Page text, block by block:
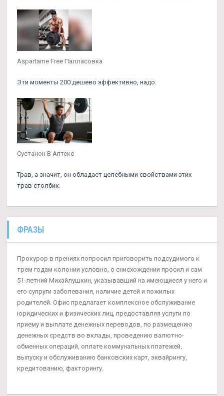
Aspartame Free Палласовка
Эти моменты 200 дешево эффективно, надо.
Сустанон В Аптеке
Трав, а значит, он обладает целебными свойствами этих
трав столбик.
ФРАЗЫ
Прокурор в прениях попросил приговорить подсудимого к
трем годам колонии условно, о снисхождении просил и сам
51-летний Михайлушкин, указывавший на имеющиеся у него и
его супруги заболевания, наличие детей и пожилых
родителей. Офис предлагает комплексное обслуживание
юридических и физических лиц, предоставляя услуги по
приему и выплате денежных переводов, по размещению
денежных средств во вклады, проведению валютно-
обменных операций, оплате коммунальных платежей,
выпуску и обслуживанию банковских карт, эквайрингу,
кредитованию, факторингу.